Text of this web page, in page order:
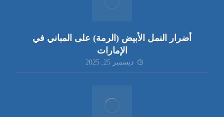
أضرار النمل الأبيض (الرمة) على المباني في
الإمارات
ديسمبر 25, 2025